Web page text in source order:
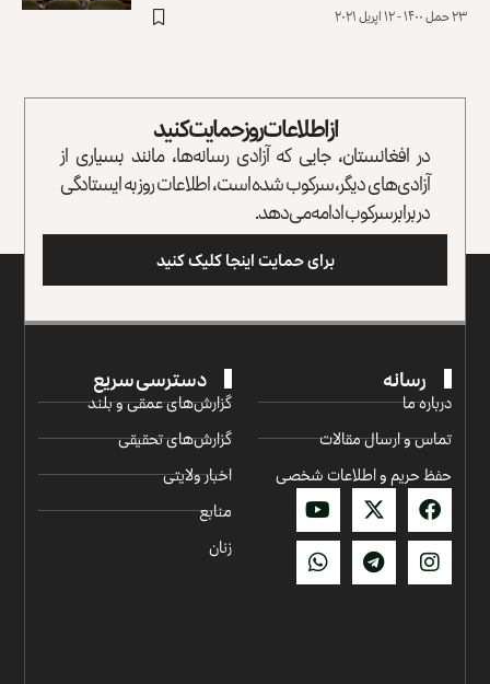
۲۳ حمل ۱۴۰۰ - ۱۲ اپریل ۲۰۲۱
از اطلاعات روز حمایت کنید
در افغانستان، جایی که آزادی رسانه‌ها، مانند بسیاری از
آزادی‌های دیگر، سرکوب شده است، اطلاعات روز به ایستادگی
در برابر سرکوب ادامه می‌دهد.
برای حمایت اینجا کلیک کنید
رسانه
درباره ما
تماس و ارسال مقالات
حفظ حریم و اطلاعات شخصی
دسترسی سریع
گزارش‌‌های عمقی و بلند
گزارش‌های تحقیقی
اخبار ولایتی
منابع
زنان